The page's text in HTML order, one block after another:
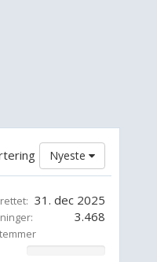
Nyeste
31. dec 2025
3.468